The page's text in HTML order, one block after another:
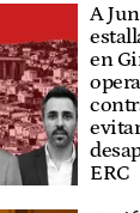
A
en
ERC